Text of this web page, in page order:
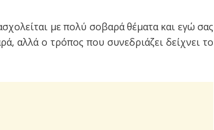
με πολύ σοβαρά θέματα και εγώ σας
αλλά ο τρόπος που συνεδριάζει δείχνει το